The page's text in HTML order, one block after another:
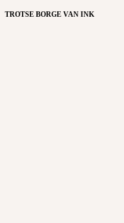
TROTSE BORGE VAN INK